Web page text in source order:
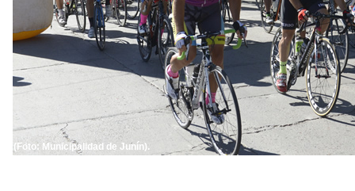
(Foto: Municipalidad de Junín).